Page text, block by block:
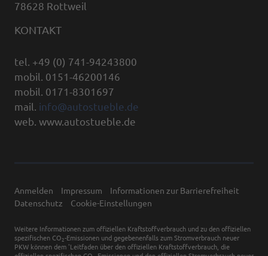
78628 Rottweil
KONTAKT
tel. +49 (0) 741-94243800
mobil. 0151-46200146
mobil. 0171-8301697
mail. info@autostueble.de
web. www.autostueble.de
Anmelden Impressum
Informationen zur Barrierefreiheit
Datenschutz
Cookie-Einstellungen
Weitere Informationen zum offiziellen Kraftstoffverbrauch und zu den offiziellen
spezifischen CO 2-Emissionen und gegebenenfalls zum Stromverbrauch neuer
PKW können dem 'Leitfaden über den offiziellen Kraftstoffverbrauch, die